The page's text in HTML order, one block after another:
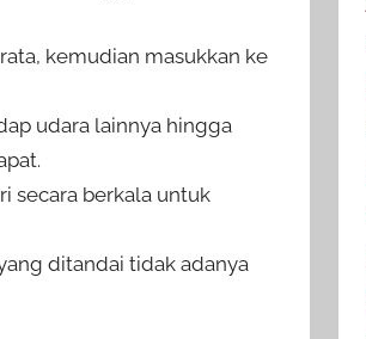
kemudian masukkan ke
udara lainnya hingga
secara berkala untuk
ditandai tidak adanya